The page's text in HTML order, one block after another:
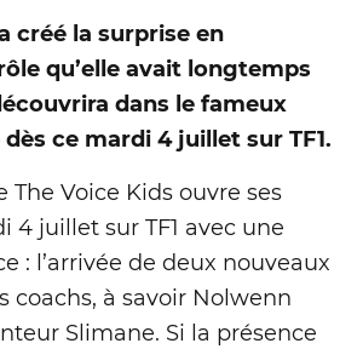
créé la surprise en
qu’elle avait longtemps
dans le fameux
ce mardi 4 juillet sur TF1.
The Voice Kids ouvre ses
4 juillet sur TF1 avec une
: l’arrivée de deux nouveaux
coachs, à savoir Nolwenn
Slimane. Si la présence